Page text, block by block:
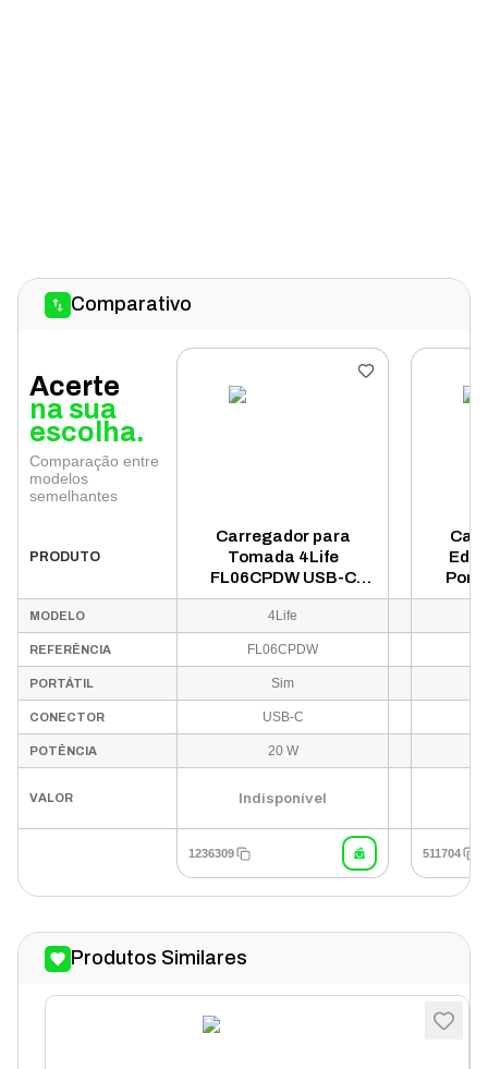
Comparativo
Acerte
na sua
escolha.
Comparação entre
modelos
semelhantes
PRODUTO
Carregador para
Tomada 4Life
FL06CPDW USB-C
20W/3A Bivolt -
Branco
MODELO 4Life
REFERÊNCIA FL06CPDW
PORTÁTIL Sim
CONECTOR USB-C
POTÊNCIA 20 W
VALOR Indisponível
1236309 511704
Produtos Similares